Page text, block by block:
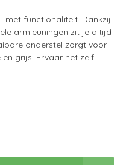
met functionaliteit. Dankzij
armleuningen zit je altijd
onderstel zorgt voor
grijs. Ervaar het zelf!